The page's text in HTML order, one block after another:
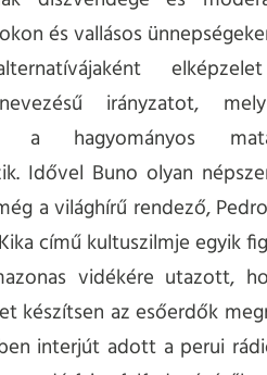
és vallásos
irányzatot,
a hagyományos
Idővel Buno olyan
a világhírű rendező,
című kultuszilmje egyik
vidékére utazott,
készítsen az esőerdők
interjút adott a perui